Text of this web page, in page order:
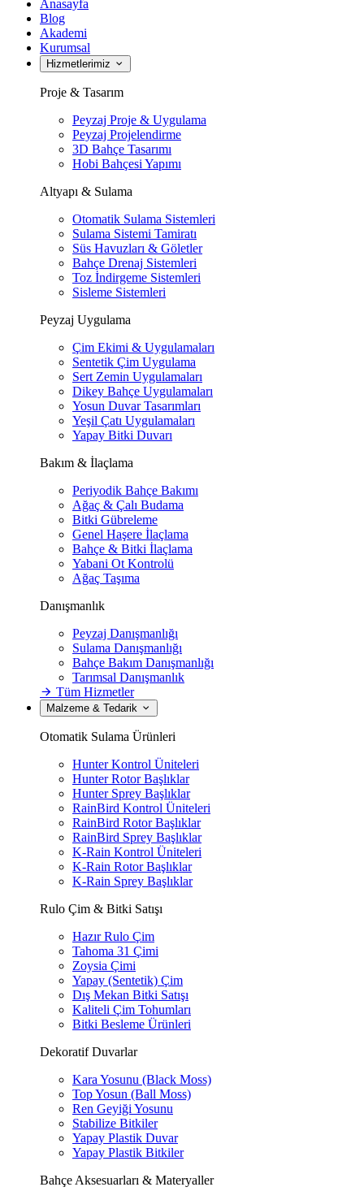
Anasayfa
Blog
Akademi
Kurumsal
Hizmetlerimiz
Proje & Tasarım
Peyzaj Proje & Uygulama
Peyzaj Projelendirme
3D Bahçe Tasarımı
Hobi Bahçesi Yapımı
Altyapı & Sulama
Otomatik Sulama Sistemleri
Sulama Sistemi Tamiratı
Süs Havuzları & Göletler
Bahçe Drenaj Sistemleri
Toz İndirgeme Sistemleri
Sisleme Sistemleri
Peyzaj Uygulama
Çim Ekimi & Uygulamaları
Sentetik Çim Uygulama
Sert Zemin Uygulamaları
Dikey Bahçe Uygulamaları
Yosun Duvar Tasarımları
Yeşil Çatı Uygulamaları
Yapay Bitki Duvarı
Bakım & İlaçlama
Periyodik Bahçe Bakımı
Ağaç & Çalı Budama
Bitki Gübreleme
Genel Haşere İlaçlama
Bahçe & Bitki İlaçlama
Yabani Ot Kontrolü
Ağaç Taşıma
Danışmanlık
Peyzaj Danışmanlığı
Sulama Danışmanlığı
Bahçe Bakım Danışmanlığı
Tarımsal Danışmanlık
Tüm Hizmetler
Malzeme & Tedarik
Otomatik Sulama Ürünleri
Hunter Kontrol Üniteleri
Hunter Rotor Başlıklar
Hunter Sprey Başlıklar
RainBird Kontrol Üniteleri
RainBird Rotor Başlıklar
RainBird Sprey Başlıklar
K-Rain Kontrol Üniteleri
K-Rain Rotor Başlıklar
K-Rain Sprey Başlıklar
Rulo Çim & Bitki Satışı
Hazır Rulo Çim
Tahoma 31 Çimi
Zoysia Çimi
Yapay (Sentetik) Çim
Dış Mekan Bitki Satışı
Kaliteli Çim Tohumları
Bitki Besleme Ürünleri
Dekoratif Duvarlar
Kara Yosunu (Black Moss)
Top Yosun (Ball Moss)
Ren Geyiği Yosunu
Stabilize Bitkiler
Yapay Plastik Duvar
Yapay Plastik Bitkiler
Bahçe Aksesuarları & Materyaller